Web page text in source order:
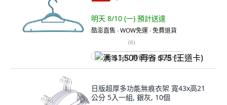
明天 8/10 (一) 預計送達
酷澎直售 ∙ WOW免運 ∙ 免費退貨
(6)
满 $1,500 再省 $75 (王道卡)
日版超厚多功能無痕衣架 寬43x高21
公分 5入一組, 銀灰, 10個